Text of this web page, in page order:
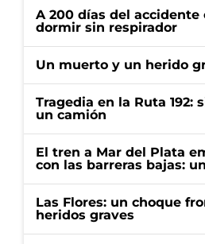
A 200 días del
dormir sin respirador
Un muerto y un herido
Tragedia en la Ruta
un camión
El tren a Mar del Plata
con las barreras bajas:
Las Flores: un choque
heridos graves